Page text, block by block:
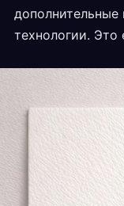
дополнительные
технологии. Это